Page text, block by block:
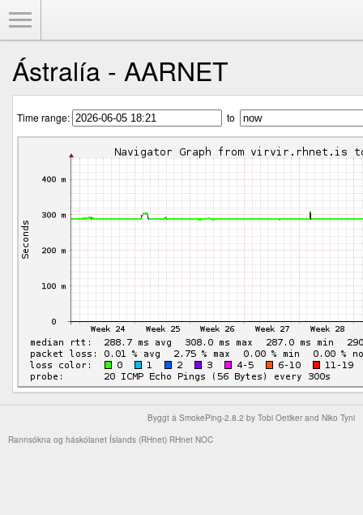
Ástralía - AARNET
Time range: to
Byggt á SmokePing-2.8.2 by Tobi Oetiker and Niko Tyni
Rannsókna og háskólanet Íslands (RHnet) RHnet NOC